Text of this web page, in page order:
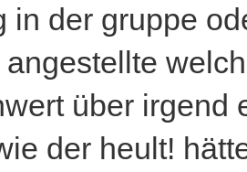
in der gruppe
über irgend
der heult!